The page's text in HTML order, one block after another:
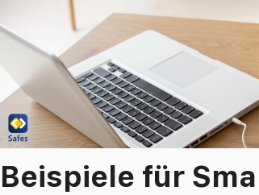
Beispiele für